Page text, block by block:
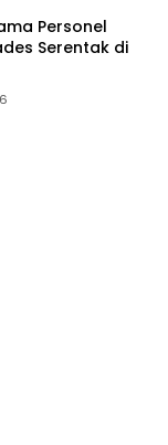
yuk kenali”
Hukum Tetap
Tegaskan